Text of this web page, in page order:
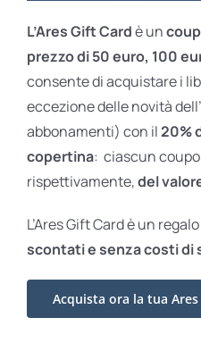
L’Ares Gift Cardè un
prezzo di 50 euro, 100
consente di acquistare i
eccezione delle novità
abbonamenti) con il20%
copertina: ciascun
rispettivamente,del
L’Ares Gift Card è un
scontati esenza costi di
Acquista ora la tua